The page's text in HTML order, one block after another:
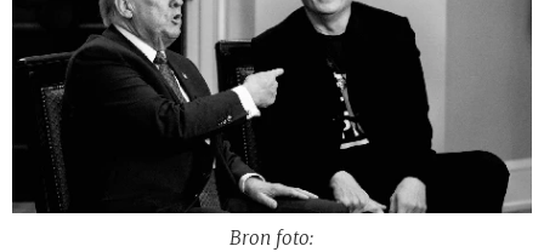
Bron foto: